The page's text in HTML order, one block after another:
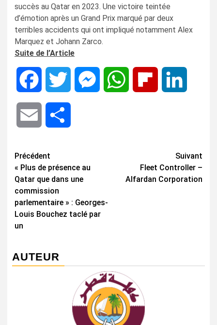
succès au Qatar en 2023. Une victoire teintée
d’émotion après un Grand Prix marqué par deux
terribles accidents qui ont impliqué notamment Alex
Marquez et Johann Zarco.
Suite de l’Article
Facebook Twitter MessengerWhatsApp Flipboard
Email
Navigation
d’article
Précédent
« Plus de présence au
Qatar que dans une
commission
parlementaire » : Georges-
Louis Bouchez taclé par
un
Suivant
Fleet Controller –
Alfardan Corporation
AUTEUR